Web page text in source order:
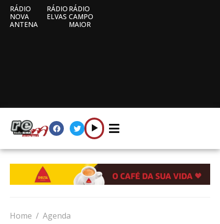
RÁDIO
NOVA
ANTENA
RÁDIO
ELVAS
RÁDIO
CAMPO
MAIOR
Home
Agenda